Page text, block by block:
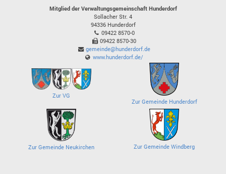
Mitglied der Verwaltungsgemeinschaft Hunderdorf
Sollacher Str. 4
94336 Hunderdorf
09422 8570-0
09422 8570-30
gemeinde@hunderdorf.de
www.hunderdorf.de/
Zur VG
Zur Gemeinde Hunderdorf
Zur Gemeinde Neukirchen Zur Gemeinde Windberg